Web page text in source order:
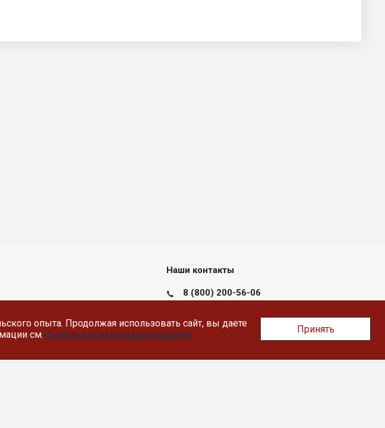
опыта. Продолжая использовать сайт, вы даете
см.Политика использования cookies Принять
Наши контакты
8 (800) 200-56-06
Тверь, Докучаева 36, помещение XII